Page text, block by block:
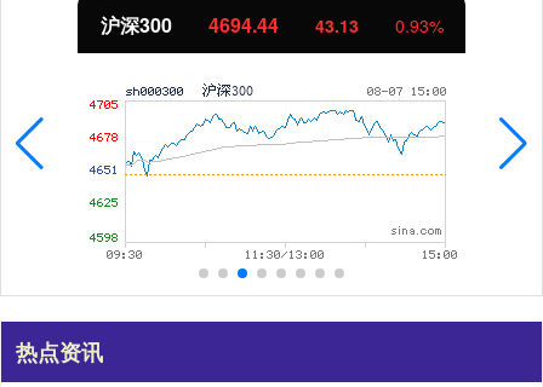
沪深300 4694.44 43.13 0.93%
热点资讯